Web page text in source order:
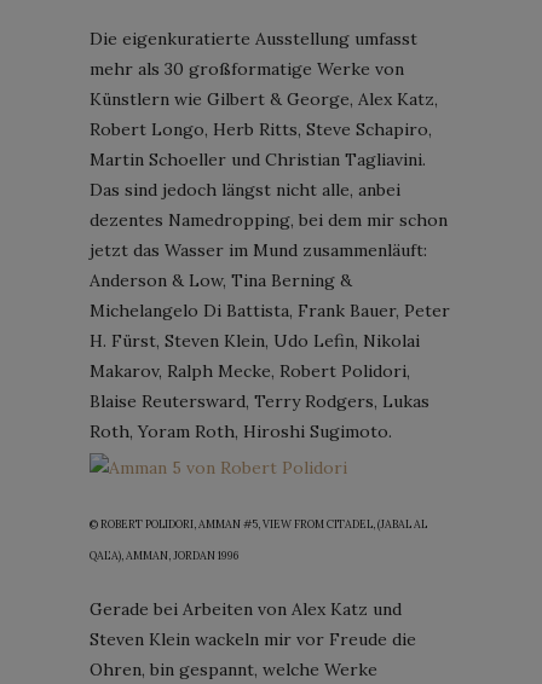
Die eigenkuratierte Ausstellung umfasst
mehr als 30 großformatige Werke von
Künstlern wie Gilbert & George, Alex Katz,
Robert Longo, Herb Ritts, Steve Schapiro,
Martin Schoeller und Christian Tagliavini.
Das sind jedoch längst nicht alle, anbei
dezentes Namedropping, bei dem mir schon
jetzt das Wasser im Mund zusammenläuft:
Anderson & Low, Tina Berning &
Michelangelo Di Battista, Frank Bauer, Peter
H. Fürst, Steven Klein, Udo Lefin, Nikolai
Makarov, Ralph Mecke, Robert Polidori,
Blaise Reutersward, Terry Rodgers, Lukas
Roth, Yoram Roth, Hiroshi Sugimoto.
© ROBERT POLIDORI, AMMAN #5, VIEW FROM CITADEL, (JABAL AL
QAL’A), AMMAN, JORDAN 1996
Gerade bei Arbeiten von Alex Katz und
Steven Klein wackeln mir vor Freude die
Ohren, bin gespannt, welche Werke